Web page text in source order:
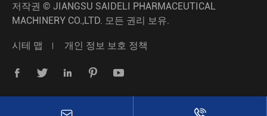
저작권 © JIANGSU SAIDELI PHARMACEUTICAL
MACHINERY CO.,LTD. 모든 권리 보유.
시테 맵 개인 정보 보호 정책
    